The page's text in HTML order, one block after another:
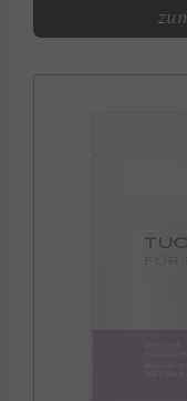
Grundpflege